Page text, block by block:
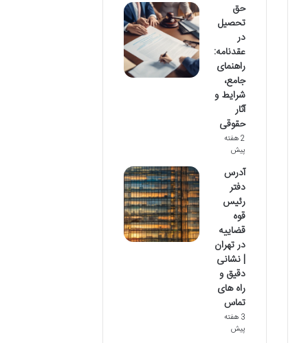
حق
تحصیل
در
عقدنامه:
راهنمای
جامع،
شرایط و
آثار
حقوقی
2 هفته
پیش
آدرس
دفتر
رئیس
قوه
قضاییه
در تهران
| نشانی
دقیق و
راه های
تماس
3 هفته
پیش